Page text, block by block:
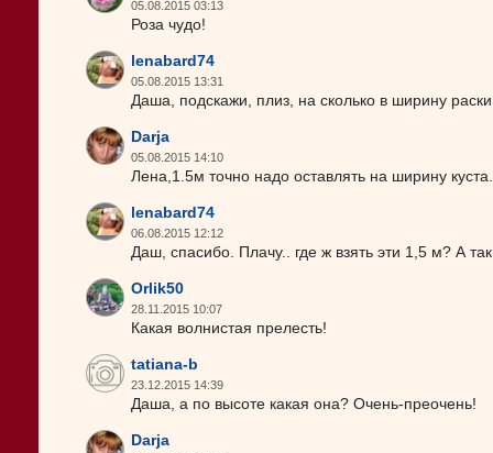
05.08.2015 03:13
Роза чудо!
lenabard74
05.08.2015 13:31
Даша, подскажи, плиз, на сколько в ширину
Darja
05.08.2015 14:10
Лена,1.5м точно надо оставлять на ширину куста.
lenabard74
06.08.2015 12:12
Даш, спасибо. Плачу.. где ж взять эти 1,5 м? А
Orlik50
28.11.2015 10:07
Какая волнистая прелесть!
tatiana-b
23.12.2015 14:39
Даша, а по высоте какая она? Очень-преочень!
Darja